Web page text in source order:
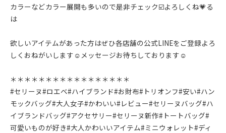
カラーなどカラー展開も多いので是非チェック☑️よろしくね💗る
は
欲しいアイテムがあった方はぜひ各店舗の公式LINEをご登録よろ
しくおねがいします☺︎メッセージお待ちしております☺︎
＊＊＊＊＊＊＊＊＊＊＊＊＊＊＊＊＊
#セリーヌ#ロエベ#ハイブランド#お財布#トリオンフ#安い#ハン
モックバッグ#大人女子#かわいい#レビュー#セリーヌバッグ#ハ
イブランドバッグ#アクセサリー#セリーヌ新作#トートバッグ#
可愛いものが好き#大人かわいいアイテム#ミニウォレット#ディ